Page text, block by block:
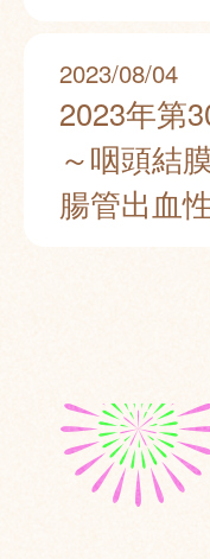
2023/08/04
2023年第
～咽頭結膜
腸管出血